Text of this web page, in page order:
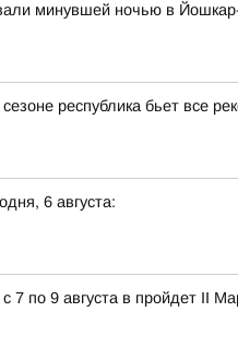
минувшей ночью в
республика бьет все
6 августа:
по 9 августа в пройдет II